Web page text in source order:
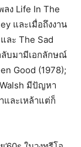
ลง Life In The
และเมื่อถึงงาน
ละ The Sad
ลับมามีเอกลักษณ์
Good (1978);
มีปัญหา
ละเหล้าแต่ก็